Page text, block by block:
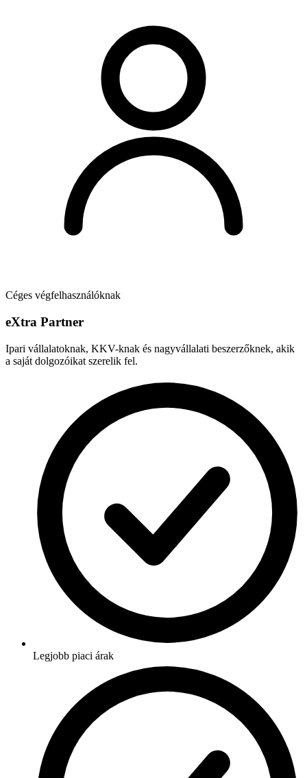
Céges végfelhasználóknak
eXtra Partner
Ipari vállalatoknak, KKV-knak és nagyvállalati beszerzőknek, akik
a saját dolgozóikat szerelik fel.
Legjobb piaci árak